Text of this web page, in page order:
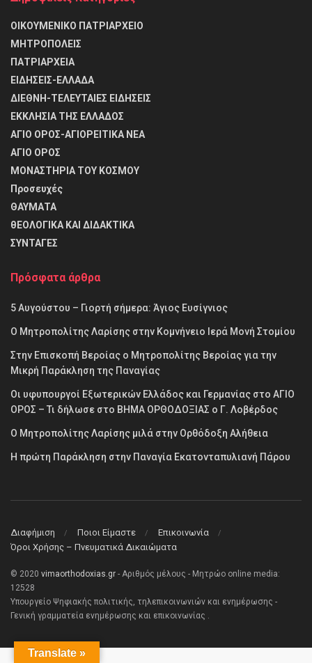
ΟΙΚΟΥΜΕΝΙΚΟ ΠΑΤΡΙΑΡΧΕΙΟ
ΜΗΤΡΟΠΟΛΕΙΣ
ΠΑΤΡΙΑΡΧΕΙΑ
ΕΙΔΗΣΕΙΣ-ΕΛΛΑΔΑ
ΔΙΕΘΝΗ-ΤΕΛΕΥΤΑΙΕΣ ΕΙΔΗΣΕΙΣ
ΕΚΚΛΗΣΙΑ ΤΗΣ ΕΛΛΑΔΟΣ
ΑΓΙΟ ΟΡΟΣ-ΑΓΙΟΡΕΙΤΙΚΑ ΝΕΑ
ΑΓΙΟ ΟΡΟΣ
ΜΟΝΑΣΤΗΡΙΑ ΤΟΥ ΚΟΣΜΟΥ
Προσευχές
ΘΑΥΜΑΤΑ
θΕΟΛΟΓΙΚΑ ΚΑΙ ΔΙΔΑΚΤΙΚΑ
ΣΥΝΤΑΓΕΣ
Πρόσφατα άρθρα
5 Αυγούστου – Γιορτή σήμερα: Άγιος Ευσίγνιος
Ο Μητροπολίτης Λαρίσης στην Κομνήνειο Ιερά Μονή Στομίου
Στην Επισκοπή Βεροίας ο Μητροπολίτης Βεροίας για την
Μικρή Παράκληση της Παναγίας
Οι υφυπουργοί Εξωτερικών Ελλάδος και Γερμανίας στο ΑΓΙΟ
ΟΡΟΣ – Τι δήλωσε στο ΒΗΜΑ ΟΡΘΟΔΟΞΙΑΣ ο Γ. Λοβέρδος
Ο Μητροπολίτης Λαρίσης μιλά στην Ορθόδοξη Αλήθεια
Η πρώτη Παράκληση στην Παναγία Εκατονταπυλιανή Πάρου
Διαφήμιση Ποιοι Είμαστε
Επικοινωνία
Όροι Χρήσης – Πνευματικά Δικαιώματα
© 2020 vimaorthodoxias.gr - Αριθμός μέλους - Μητρώο online media:
12528
Υπουργείο Ψηφιακής πολιτικής, τηλεπικοινωνιών και ενημέρωσης -
Γενική γραμματεία ενημέρωσης και επικοινωνίας .
Translate »